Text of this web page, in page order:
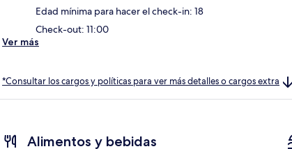
Edad mínima para hacer el check-in: 18
Check-out: 11:00
Ver más
*Consultar los cargos y políticas para ver más detalles o cargos extra
Alimentos y bebidas